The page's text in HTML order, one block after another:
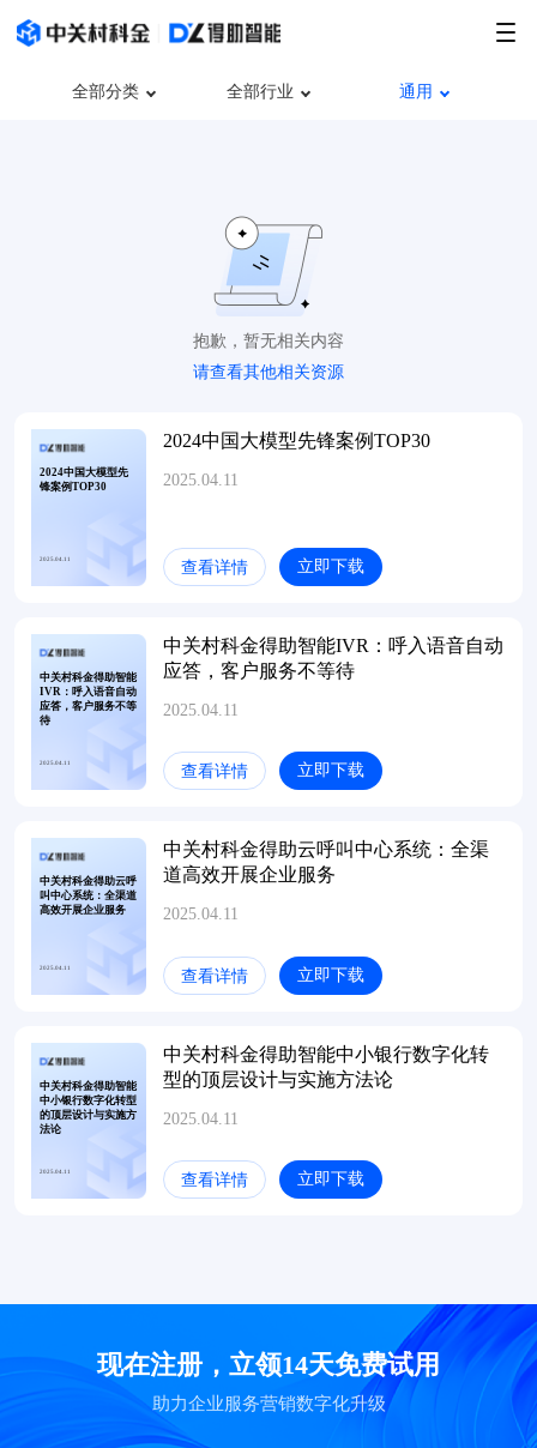
全部分类 全部行业 通用
抱歉，暂无相关内容
请查看其他相关资源
2024中国大模型先
锋案例TOP30
2025.04.11
2024中国大模型先锋案例TOP30
2025.04.11
查看详情 立即下载
中关村科金得助智能
IVR：呼入语音自动
应答，客户服务不等
待
2025.04.11
中关村科金得助智能IVR：呼入语音自动
应答，客户服务不等待
2025.04.11
查看详情 立即下载
中关村科金得助云呼
叫中心系统：全渠道
高效开展企业服务
2025.04.11
中关村科金得助云呼叫中心系统：全渠
道高效开展企业服务
2025.04.11
查看详情 立即下载
中关村科金得助智能
中小银行数字化转型
的顶层设计与实施方
法论
2025.04.11
中关村科金得助智能中小银行数字化转
型的顶层设计与实施方法论
2025.04.11
查看详情 立即下载
现在注册，立领14天免费试用
助力企业服务营销数字化升级